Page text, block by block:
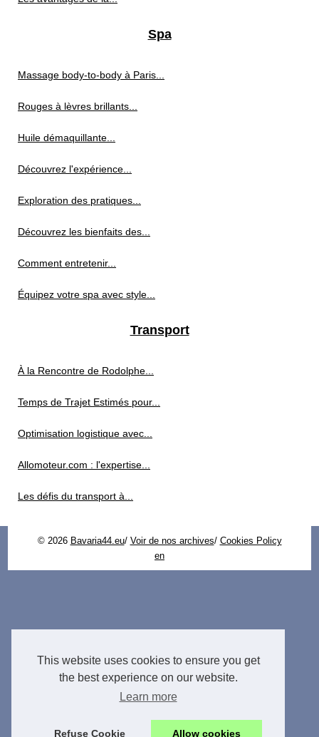
This website uses cookies to ensure you get
the best experience on our website.
Learn more
Refuse Cookie Allow cookies
Spa
Massage body-to-body à Paris...
Rouges à lèvres brillants...
Huile démaquillante...
Découvrez l'expérience...
Exploration des pratiques...
Découvrez les bienfaits des...
Comment entretenir...
Équipez votre spa avec style...
Transport
À la Rencontre de Rodolphe...
Temps de Trajet Estimés pour...
Optimisation logistique avec...
Allomoteur.com : l'expertise...
Les défis du transport à...
© 2026 Bavaria44.eu/ Voir de nos archives/ Cookies Policy
en